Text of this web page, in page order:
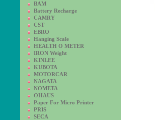
BAM
Battery Recharge
CAMRY
CST
EBRO
Hanging Scale
HEALTH O METER
IRON Weight
KINLEE
KUBOTA
MOTORCAR
NAGATA
NOMETA
OHAUS
Paper For Micro Printer
PRIS
SECA